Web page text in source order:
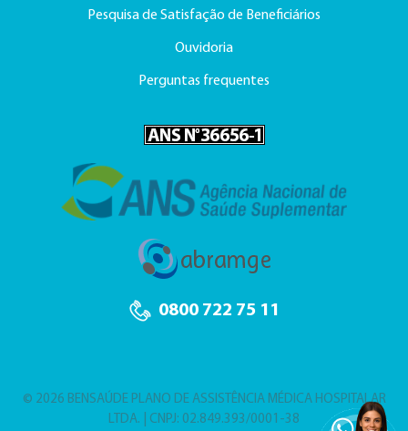
Pesquisa de Satisfação de Beneficiários
Ouvidoria
Perguntas frequentes
0800 722 75 11
© 2026 BENSAÚDE PLANO DE ASSISTÊNCIA MÉDICA HOSPITALAR
LTDA. | CNPJ: 02.849.393/0001-38